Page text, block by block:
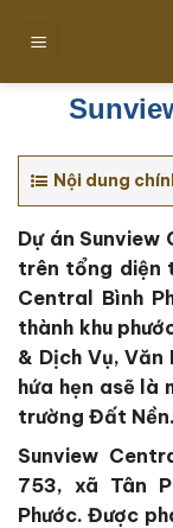
đến
Nội dung
Dự án Sunview
trên tổng diện
Central Bình
thành khu
& Dịch Vụ, Văn
hứa hẹn asẽ
trường Đất Nền.
Sunview
753, xã Tân
Phước.Được